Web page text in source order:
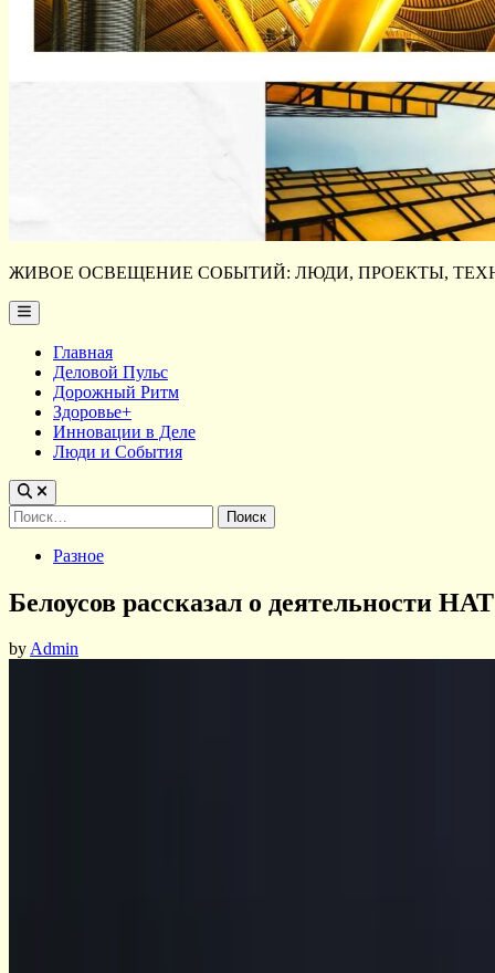
ЖИВОЕ ОСВЕЩЕНИЕ СОБЫТИЙ: ЛЮДИ, ПРОЕКТЫ,
Main
Menu
Главная
Деловой Пульс
Дорожный Ритм
Здоровье+
Инновации в Деле
Люди и События
Найти:
PostedРазное
Белоусов рассказал о деятельности
byAdmin